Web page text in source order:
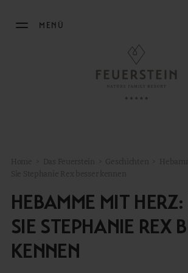
MENÜ
DAS FEUERSTEIN
Philosophie & Gastgeber
Impressionen
Concept Store
News
Karriere
Home Geschichten
Sie Stephanie Rex besser kennen
HEBAMME MIT HERZ:
SIE STEPHANIE REX
KENNEN